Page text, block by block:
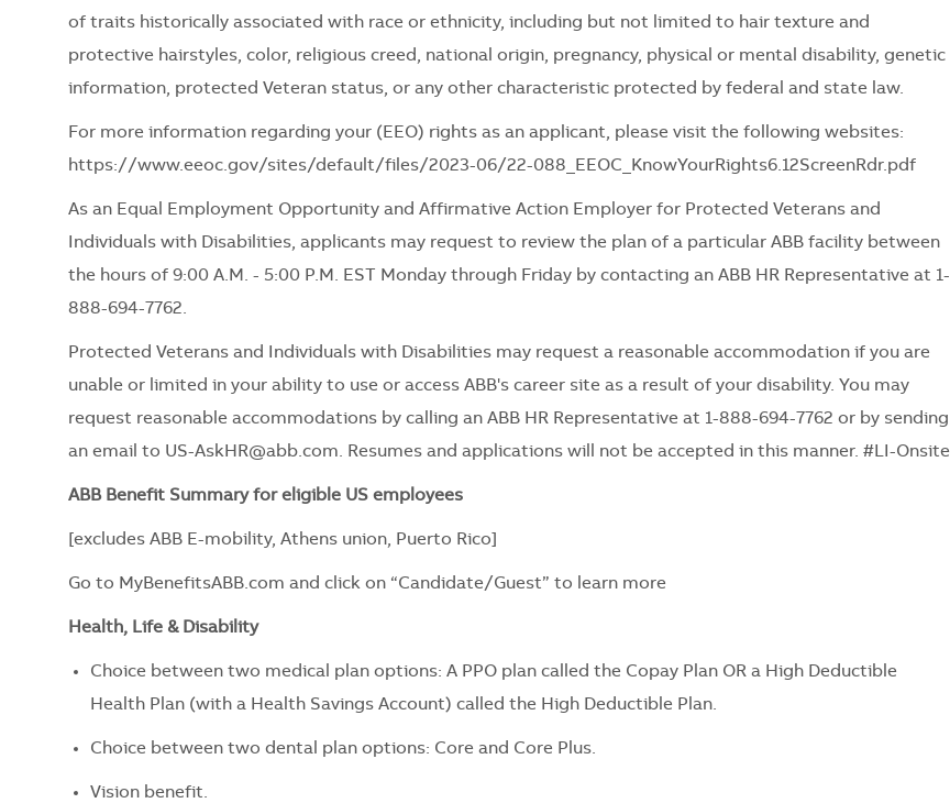
of traits historically associated with race or ethnicity, including but not limited to hair texture and
protective hairstyles, color, religious creed, national origin, pregnancy, physical or mental disability, genetic
information, protected Veteran status, or any other characteristic protected by federal and state law.
For more information regarding your (EEO) rights as an applicant, please visit the following websites:
https://www.eeoc.gov/sites/default/files/2023-06/22-088_EEOC_KnowYourRights6.12ScreenRdr.pdf
As an Equal Employment Opportunity and Affirmative Action Employer for Protected Veterans and
Individuals with Disabilities, applicants may request to review the plan of a particular ABB facility between
the hours of 9:00 A.M. - 5:00 P.M. EST Monday through Friday by contacting an ABB HR Representative at 1-
888-694-7762.
Protected Veterans and Individuals with Disabilities may request a reasonable accommodation if you are
unable or limited in your ability to use or access ABB's career site as a result of your disability. You may
request reasonable accommodations by calling an ABB HR Representative at 1-888-694-7762 or by sending
an email to US-AskHR@abb.com. Resumes and applications will not be accepted in this manner. #LI-Onsite
ABB Benefit Summary for eligible US employees
[excludes ABB E-mobility, Athens union, Puerto Rico]
Go to MyBenefitsABB.com and click on “Candidate/Guest” to learn more
Health, Life & Disability
Choice between two medical plan options: A PPO plan called the Copay Plan OR a High Deductible
Health Plan (with a Health Savings Account) called the High Deductible Plan.
Choice between two dental plan options: Core and Core Plus.
Vision benefit.